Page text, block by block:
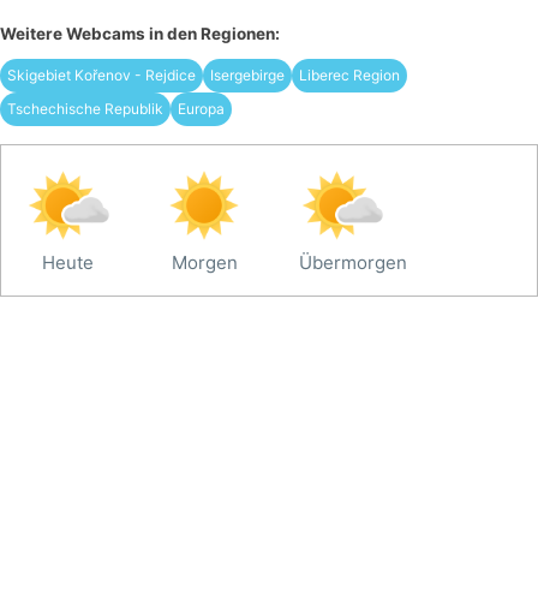
Weitere Webcams in den Regionen:
Skigebiet Kořenov - Rejdice Isergebirge
Liberec Region
Tschechische Republik
Europa
Heute Morgen Übermorgen